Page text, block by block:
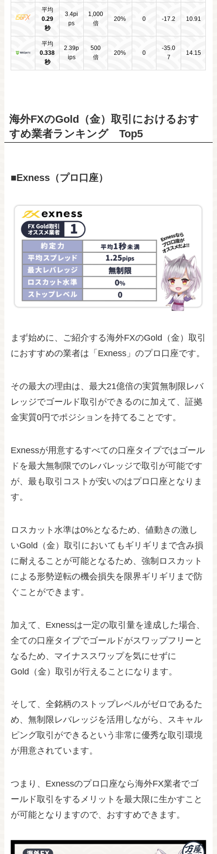
平均
0.29
秒
3.4pi
ps
1,000
倍
20% 0 -17.2 10.91
平均
0.338
秒
2.39p
ips
500
倍
20% 0
-35.0
7
14.15
海外FXのGold（金）取引におけるおす
すめ業者ランキング Top5
■Exness（プロ口座）
まず始めに、ご紹介する海外FXのGold（金）取引
におすすめの業者は「Exness」のプロ口座です。
その最大の理由は、最大21億倍の実質無制限レバ
レッジでゴールド取引ができるのに加えて、証拠
金実質0円でポジションを持てることです。
Exnessが用意するすべての口座タイプではゴール
ドを最大無制限でのレバレッジで取引が可能です
が、最も取引コストが安いのはプロ口座となりま
す。
ロスカット水準は0%となるため、値動きの激し
いGold（金）取引においてもギリギリまで含み損
に耐えることが可能となるため、強制ロスカット
による形勢逆転の機会損失を限界ギリギリまで防
ぐことができます。
加えて、Exnessは一定の取引量を達成した場合、
全ての口座タイプでゴールドがスワップフリーと
なるため、マイナススワップを気にせずに
Gold（金）取引が行えることになります。
そして、全銘柄のストップレベルがゼロであるた
め、無制限レバレッジを活用しながら、スキャル
ピング取引ができるという非常に優秀な取引環境
が用意されています。
つまり、Exnessのプロ口座なら海外FX業者でゴ
ールド取引をするメリットを最大限に生かすこと
が可能となりますので、おすすめできます。